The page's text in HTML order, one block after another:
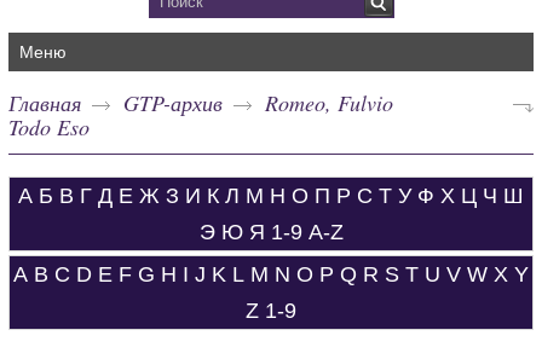
Меню
Главная GTP-архив
Romeo, Fulvio
Todo Eso
А Б В Г Д Е Ж З И К Л М Н О П Р С Т У Ф Х Ц Ч Ш
Э Ю Я 1-9 A-Z
A B C D E F G H I J K L M N O P Q R S T U V W X Y
Z 1-9